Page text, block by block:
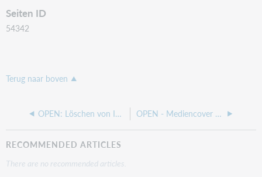
Seiten ID
54342
Terug naar boven
OPEN: Löschen von Inhalten in den Website-Dateien führt zu Fehlermeldungen OPEN - Mediencover von buchhandel.de bzw. MVBApi aktivieren
RECOMMENDED ARTICLES
There are no recommended articles.